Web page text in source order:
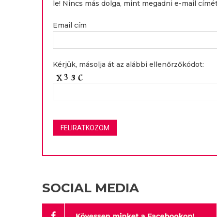
le! Nincs más dolga, mint megadni e-mail
Email cím
Kérjük, másolja át az alábbi ellenőrzőkódot:
SOCIAL MEDIA